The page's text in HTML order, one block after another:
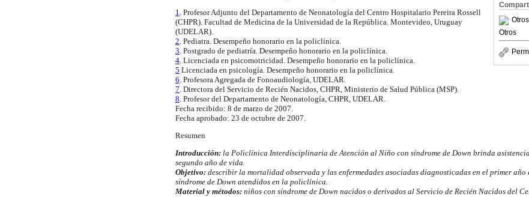
Otros
Otros
1 . Profesor Adjunto del Departamento de Neonatología del Centro Hospitalario Pereira Rossell
(CHPR). Facultad de Medicina de la Universidad de la República. Montevideo, Uruguay
(UDELAR).
2 . Pediatra. Desempeño honorario en la policlínica.
3 . Postgrado de pediatría. Desempeño honorario en la policlínica.
4 . Licenciada en psicomotricidad. Desempeño honorario en la policlínica.
5 Licenciada en psicología. Desempeño honorario en la policlínica.
6 . Profesora Agregada de Fonoaudiología, UDELAR.
7 . Directora del Servicio de Recién Nacidos, CHPR, Ministerio de Salud Pública (MSP).
8 . Profesor del Departamento de Neonatología, CHPR, UDELAR.
Fecha recibido: 8 de marzo de 2007.
Fecha aprobado: 23 de octubre de 2007.
Resumen
Introducción: la Policlínica Interdisciplinaria de Atención al Niño con síndrome de Down brinda
segundo año de vida.
Objetivo: describir la mortalidad observada y las enfermedades asociadas diagnosticadas en el primer año
síndrome de Down atendidos en la policlínica.
Material y métodos: niños con síndrome de Down nacidos o derivados al Servicio de Recién Nacidos del